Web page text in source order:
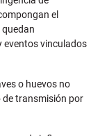
el
eventos vinculados
o huevos no
de transmisión por